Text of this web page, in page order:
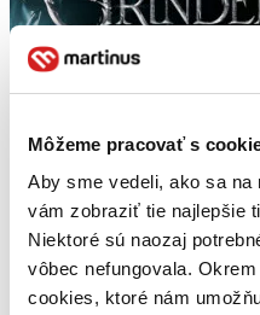
Môžeme pracovať s
Aby sme vedeli, ako sa na
vám zobraziť tie najlepšie
Niektoré sú naozaj
vôbec nefungovala.
cookies, ktoré nám